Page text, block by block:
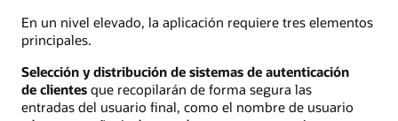
En un nivel elevado, la aplicación requiere tres elementos
principales.
Selección y distribución de sistemas de autenticación
de clientes que recopilarán de forma segura las
entradas del usuario final, como el nombre de usuario